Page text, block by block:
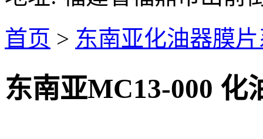
首页 > 东南亚化油器膜
东南亚MC13-000 化